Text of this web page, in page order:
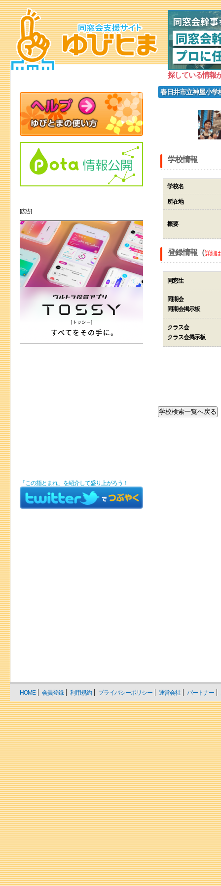
探している情報
春日井市立神屋小学
学校情報
学校名
所在地
概要
登録情報（詳細
同窓生
同期会
同期会掲示板
クラス会
クラス会掲示板
[広告]
「この指とまれ」を紹介して盛り上がろう！
HOME 会員登録 利用規約 プライバシーポリシー 運営会社 パートナー